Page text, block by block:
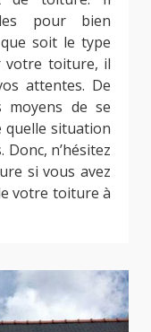
pour bien
soit le type
votre toiture, il
attentes. De
moyens de se
quelle situation
n’hésitez
si vous avez
votre toiture à